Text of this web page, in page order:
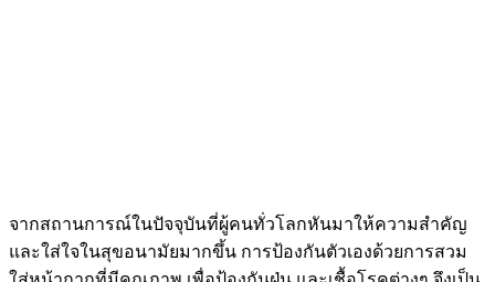
จากสถานการณ์ในปัจจุบันที่ผู้คนทั่วโลกหันมาให้ความสำคัญ
และใส่ใจในสุขอนามัยมากขึ้น การป้องกันตัวเองด้วยการสวม